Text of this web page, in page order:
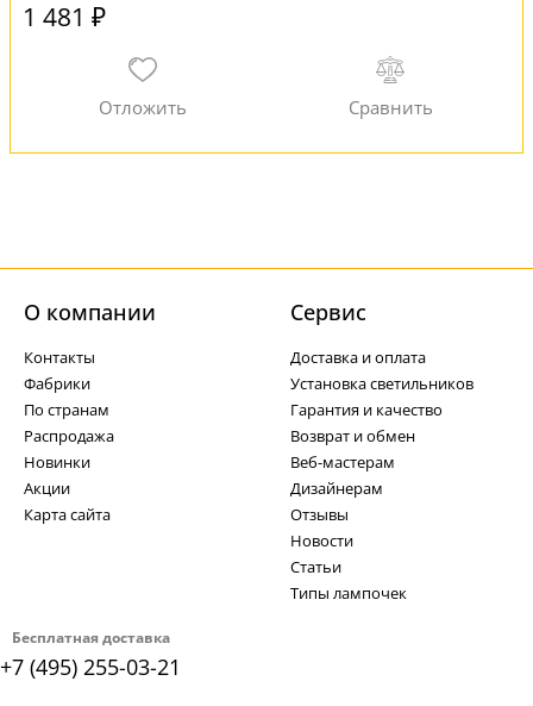
1 481 ₽
Бесплатная доставка
+7 (495) 255-03-21
О компании
Контакты
Фабрики
По странам
Распродажа
Новинки
Акции
Карта сайта
Cервис
Доставка и оплата
Установка светильников
Гарантия и качество
Возврат и обмен
Веб-мастерам
Дизайнерам
Отзывы
Новости
Статьи
Типы лампочек